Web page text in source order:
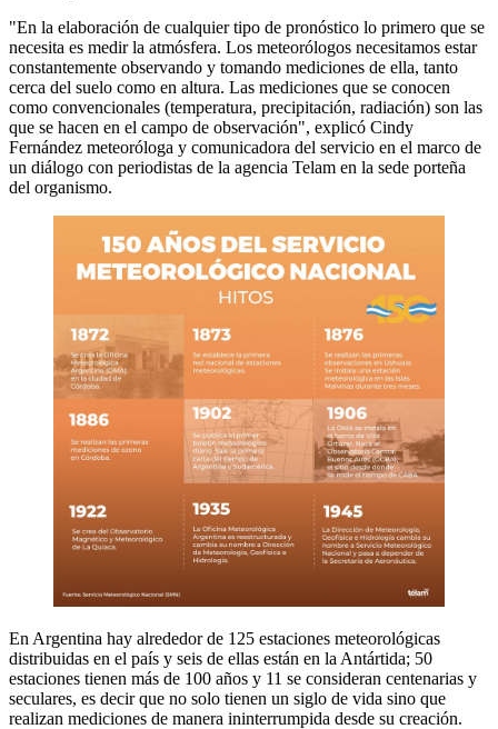
"En la elaboración de cualquier tipo de pronóstico lo primero que se
necesita es medir la atmósfera. Los meteorólogos necesitamos estar
constantemente observando y tomando mediciones de ella, tanto
cerca del suelo como en altura. Las mediciones que se conocen
como convencionales (temperatura, precipitación, radiación) son las
que se hacen en el campo de observación", explicó Cindy
Fernández meteoróloga y comunicadora del servicio en el marco de
un diálogo con periodistas de la agencia Telam en la sede porteña
del organismo.
En Argentina hay alrededor de 125 estaciones meteorológicas
distribuidas en el país y seis de ellas están en la Antártida; 50
estaciones tienen más de 100 años y 11 se consideran centenarias y
seculares, es decir que no solo tienen un siglo de vida sino que
realizan mediciones de manera ininterrumpida desde su creación.